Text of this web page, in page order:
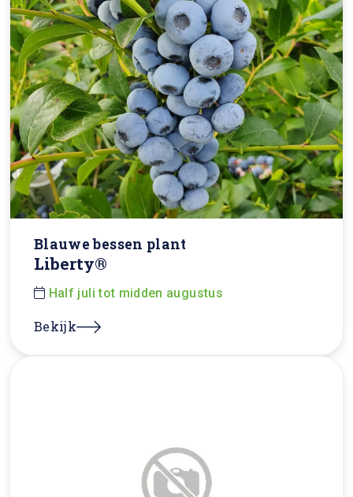
Blauwe bessen plant
Liberty®
Half juli tot midden augustus
Bekijk